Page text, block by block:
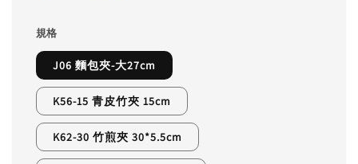
規格
J06 麵包夾-大27cm
K56-15 青皮竹夾 15cm
K62-30 竹煎夾 30*5.5cm